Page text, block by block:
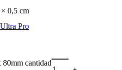
0,5 cm
Ultra Pro
cantidad